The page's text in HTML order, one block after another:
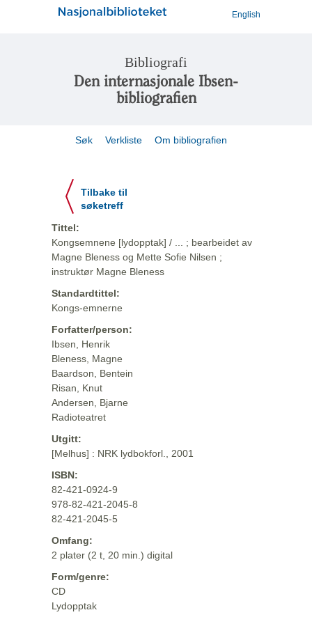
English
Bibliografi
Den internasjonale Ibsen-
bibliografien
Søk Verkliste Om bibliografien
Tilbake til
søketreff
Tittel:
Kongsemnene [lydopptak] / ... ; bearbeidet av
Magne Bleness og Mette Sofie Nilsen ;
instruktør Magne Bleness
Standardtittel:
Kongs-emnerne
Forfatter/person:
Ibsen, Henrik
Bleness, Magne
Baardson, Bentein
Risan, Knut
Andersen, Bjarne
Radioteatret
Utgitt:
[Melhus] : NRK lydbokforl., 2001
ISBN:
82-421-0924-9
978-82-421-2045-8
82-421-2045-5
Omfang:
2 plater (2 t, 20 min.) digital
Form/genre:
CD
Lydopptak